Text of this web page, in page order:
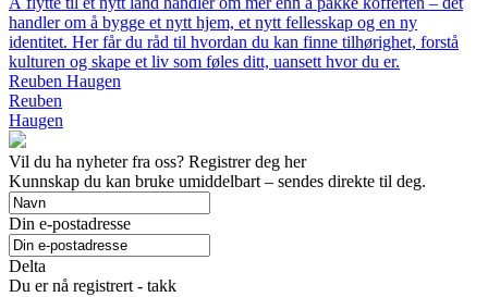
handler om å bygge et nytt hjem, et nytt fellesskap og en ny
identitet. Her får du råd til hvordan du kan finne tilhørighet, forstå
kulturen og skape et liv som føles ditt, uansett hvor du er.
Reuben Haugen
Reuben
Haugen
Vil du ha nyheter fra oss? Registrer deg her
Kunnskap du kan bruke umiddelbart – sendes direkte til deg.
Din e-postadresse
Delta
Du er nå registrert - takk